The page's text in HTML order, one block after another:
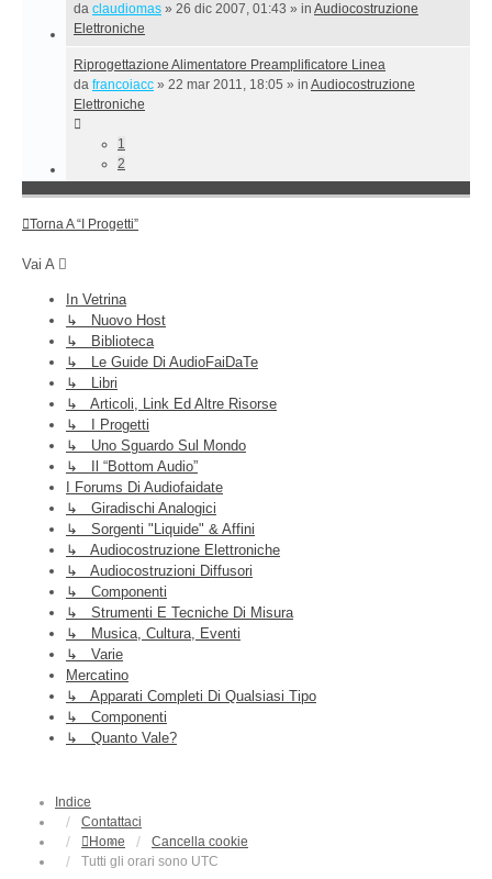
da claudiomas » 26 dic 2007, 01:43 » in Audiocostruzione
Elettroniche
Riprogettazione Alimentatore Preamplificatore Linea
da francoiacc » 22 mar 2011, 18:05 » in Audiocostruzione
Elettroniche
1
2
Torna A “I Progetti”
Vai A
In Vetrina
↳ Nuovo Host
↳ Biblioteca
↳ Le Guide Di AudioFaiDaTe
↳ Libri
↳ Articoli, Link Ed Altre Risorse
↳ I Progetti
↳ Uno Sguardo Sul Mondo
↳ Il “Bottom Audio”
I Forums Di Audiofaidate
↳ Giradischi Analogici
↳ Sorgenti "liquide" & Affini
↳ Audiocostruzione Elettroniche
↳ Audiocostruzioni Diffusori
↳ Componenti
↳ Strumenti E Tecniche Di Misura
↳ Musica, Cultura, Eventi
↳ Varie
Mercatino
↳ Apparati Completi Di Qualsiasi Tipo
↳ Componenti
↳ Quanto Vale?
Indice
Contattaci
Home
Cancella cookie
Tutti gli orari sono UTC